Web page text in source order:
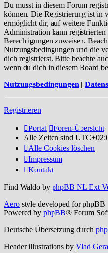
Du musst in diesem Forum
können. Die Registrierung ist in
ermöglicht dir, auf weitere
Administration kann registrierten
Berechtigungen zuweisen.
Nutzungsbedingungen und die
dich registrierst. Bitte beachte
wenn du dich in diesem Board
Nutzungsbedingungen |
Registrieren
Portal
Foren-Übersicht
Alle Zeiten sind
Alle Cookies löschen
Impressum
Kontakt
Find Waldo by phpBB NL Ext
Aero style developed for phpBB
Powered by phpBB® Forum
Deutsche Übersetzung durch
Header illustrations by Vlad